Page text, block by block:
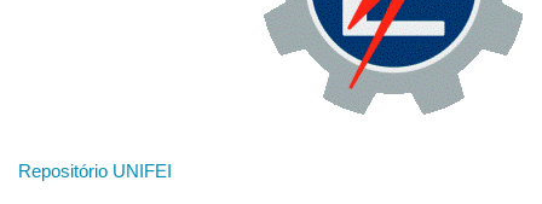
Repositório UNIFEI